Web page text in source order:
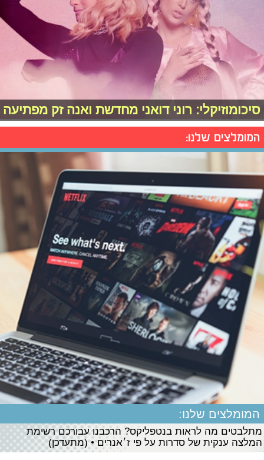
סיכומוזיקלי: רוני דואני מחדשת ואנה זק מפתיעה
המומלצים שלנו:
המומלצים שלנו:
מתלבטים מה לראות בנטפליקס? הרכבנו עבורכם רשימת
המלצה ענקית של סדרות על פי ז׳אנרים • (מתעדכן)